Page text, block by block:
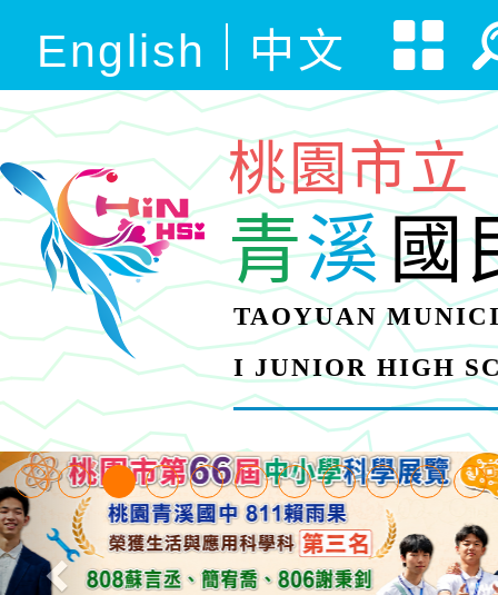
English 中文
桃園市立
青溪國
TAOYUAN
I JUNIOR HIGH